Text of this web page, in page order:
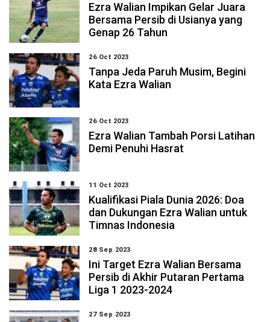
Ezra Walian Impikan Gelar Juara
Bersama Persib di Usianya yang
Genap 26 Tahun
26 Oct 2023
Tanpa Jeda Paruh Musim, Begini
Kata Ezra Walian
26 Oct 2023
Ezra Walian Tambah Porsi Latihan
Demi Penuhi Hasrat
11 Oct 2023
Kualifikasi Piala Dunia 2026: Doa
dan Dukungan Ezra Walian untuk
Timnas Indonesia
28 Sep 2023
Ini Target Ezra Walian Bersama
Persib di Akhir Putaran Pertama
Liga 1 2023-2024
27 Sep 2023